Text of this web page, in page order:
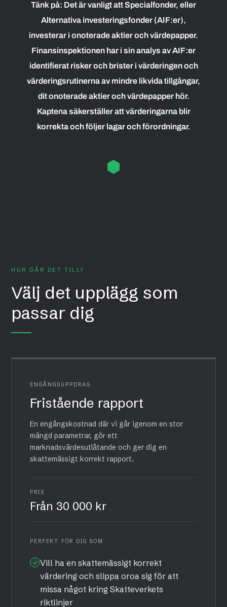
Tänk på: Det är vanligt att Specialfonder, eller
Alternativa investeringsfonder (AIF:er),
investerar i onoterade aktier och värdepapper.
Finansinspektionen har i sin analys av AIF:er
identifierat risker och brister i värderingen och
värderingsrutinerna av mindre likvida tillgångar,
dit onoterade aktier och värdepapper hör.
Kaptena säkerställer att värderingarna blir
korrekta och följer lagar och förordningar.
HUR GÅR DET TILL?
Välj det upplägg som
passar dig
ENGÅNGSUPPDRAG
Fristående rapport
En engångskostnad där vi går igenom en stor
mängd parametrar, gör ett
marknadsvärdesutlåtande och ger dig en
skattemässigt korrekt rapport.
PRIS
Från 30 000 kr
PERFEKT FÖR DIG SOM
Vill ha en skattemässigt korrekt
värdering och slippa oroa sig för att
missa något kring Skatteverkets
riktlinjer